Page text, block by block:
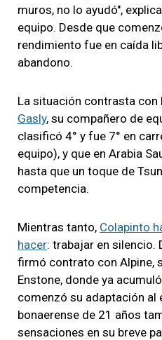
muros, no lo ayudó",
equipo. Desde que
rendimiento fue en caída
abandono.
La situación contrasta con
Gasly, su compañero de
clasificó 4° y fue 7° en
equipo), y que en Arabia
hasta que un toque de
competencia.
Mientras tanto, Colapinto
hacer: trabajar en silencio.
firmó contrato con Alpine,
Enstone, donde ya acumuló
comenzó su adaptación al
bonaerense de 21 años
sensaciones en su breve